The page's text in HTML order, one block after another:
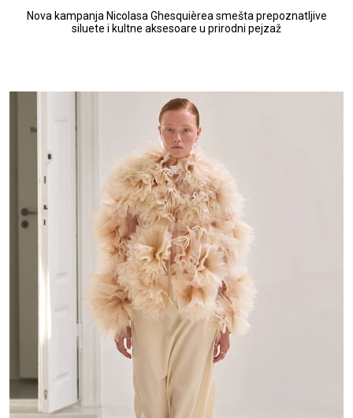
Nova kampanja Nicolasa Ghesquièrea smešta prepoznatljive
siluete i kultne aksesoare u prirodni pejzaž